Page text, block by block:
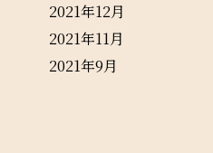
2021年12月
2021年11月
2021年9月